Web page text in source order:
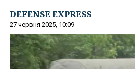
DEFENSE EXPRESS
27 червня 2025, 10:09